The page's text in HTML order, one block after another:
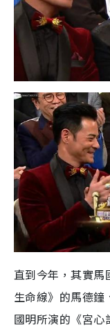
直到今年，其實馬
生命線》的馬德
國明所演的《宮